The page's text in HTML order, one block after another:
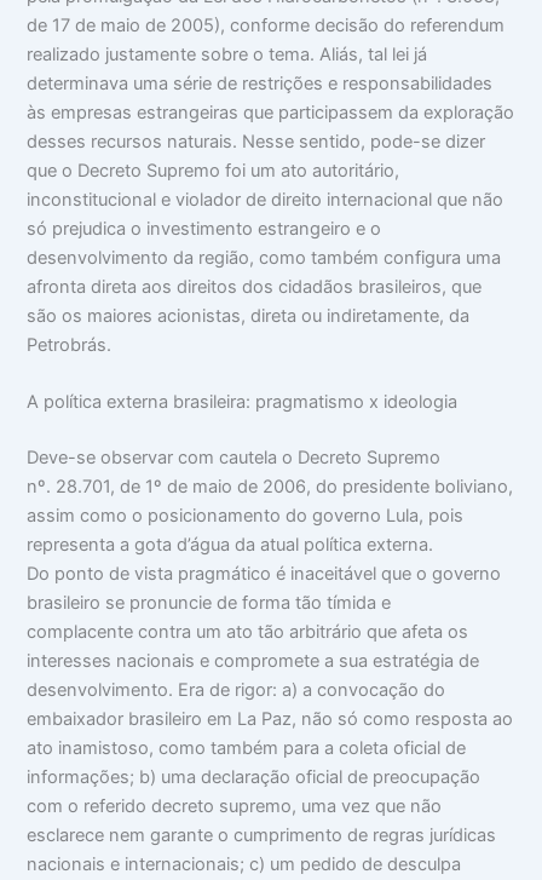
de 17 de maio de 2005), conforme decisão do referendum
realizado justamente sobre o tema. Aliás, tal lei já
determinava uma série de restrições e responsabilidades
às empresas estrangeiras que participassem da exploração
desses recursos naturais. Nesse sentido, pode-se dizer
que o Decreto Supremo foi um ato autoritário,
inconstitucional e violador de direito internacional que não
só prejudica o investimento estrangeiro e o
desenvolvimento da região, como também configura uma
afronta direta aos direitos dos cidadãos brasileiros, que
são os maiores acionistas, direta ou indiretamente, da
Petrobrás.
A política externa brasileira: pragmatismo x ideologia
Deve-se observar com cautela o Decreto Supremo
nº. 28.701, de 1º de maio de 2006, do presidente boliviano,
assim como o posicionamento do governo Lula, pois
representa a gota d’água da atual política externa.
Do ponto de vista pragmático é inaceitável que o governo
brasileiro se pronuncie de forma tão tímida e
complacente contra um ato tão arbitrário que afeta os
interesses nacionais e compromete a sua estratégia de
desenvolvimento. Era de rigor: a) a convocação do
embaixador brasileiro em La Paz, não só como resposta ao
ato inamistoso, como também para a coleta oficial de
informações; b) uma declaração oficial de preocupação
com o referido decreto supremo, uma vez que não
esclarece nem garante o cumprimento de regras jurídicas
nacionais e internacionais; c) um pedido de desculpa